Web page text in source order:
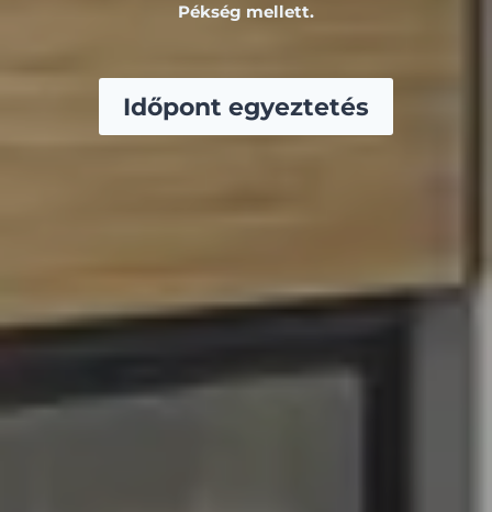
Pékség mellett.
Időpont egyeztetés